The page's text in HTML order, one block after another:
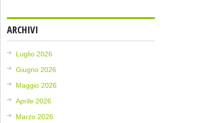
ARCHIVI
Luglio 2026
Giugno 2026
Maggio 2026
Aprile 2026
Marzo 2026